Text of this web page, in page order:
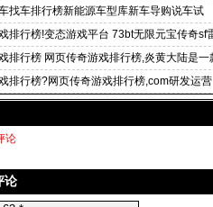
找车排行榜新能源车型库新车导购说车试
排行榜!变态游戏平台 73bt无限元宝传奇sf
排行榜 网页传奇游戏排行榜,炎黄大陆是一
排行榜?网页传奇游戏排行榜,com研发运营
论
论